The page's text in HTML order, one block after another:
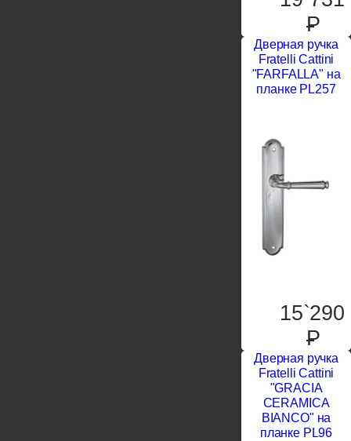
P
Дверная ручка
Fratelli Cattini
"FARFALLA" на
планке PL257
15`290
P
Дверная ручка
Fratelli Cattini
"GRACIA
CERAMICA
BIANCO" на
планке PL96